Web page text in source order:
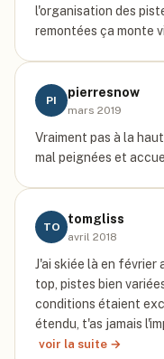
l'organisation des
remontées ça monte
PI
pierresnow
mars 2019
Vraiment pas à la
mal peignées et
TO
tomgliss
avril 2018
J'ai skiée là en février
top, pistes bien
conditions étaient
étendu, t'as jamais
voir la suite →